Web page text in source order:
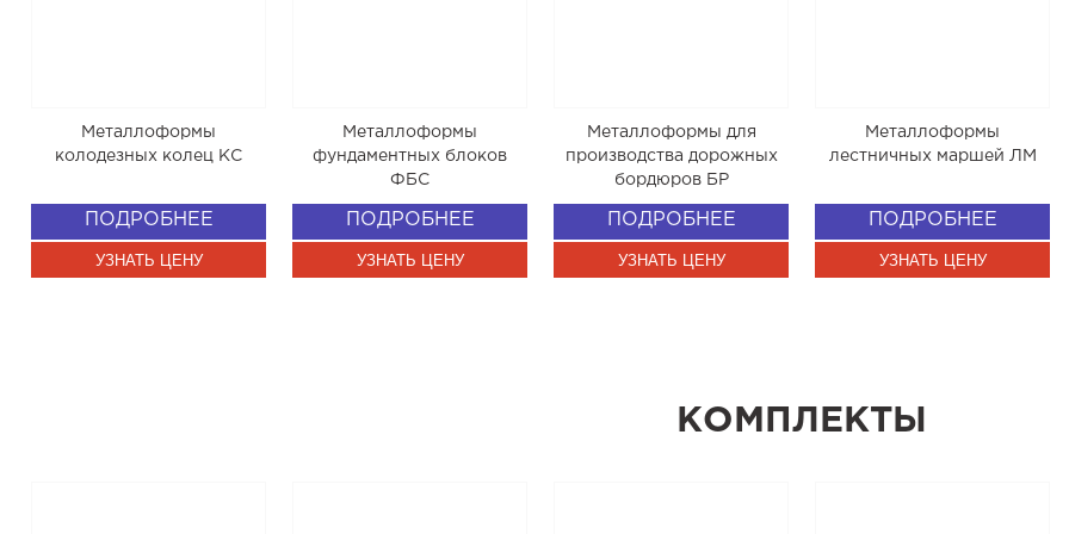
Металлоформы
колодезных колец КС
ПОДРОБНЕЕ
УЗНАТЬ ЦЕНУ
Металлоформы
фундаментных блоков
ФБС
ПОДРОБНЕЕ
УЗНАТЬ ЦЕНУ
Металлоформы для
производства дорожных
бордюров БР
ПОДРОБНЕЕ
УЗНАТЬ ЦЕНУ
Металлоформы
лестничных маршей ЛМ
ПОДРОБНЕЕ
УЗНАТЬ ЦЕНУ
КОМПЛЕКТЫ